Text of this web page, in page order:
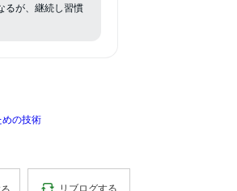
るが、継続し習慣
の技術
リブログする